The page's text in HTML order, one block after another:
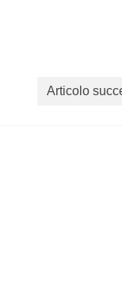
Articolo